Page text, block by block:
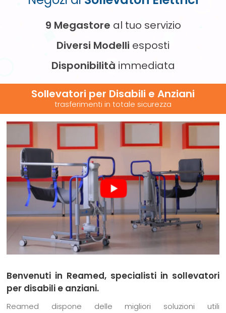
9 Megastore al tuo servizio
Diversi Modelli esposti
Disponibilità immediata
Sollevatori per Disabili e Anziani
trasferimenti in totale sicurezza
Benvenuti in Reamed, specialisti in sollevatori
per disabili e anziani.
Reamed dispone delle migliori soluzioni utili